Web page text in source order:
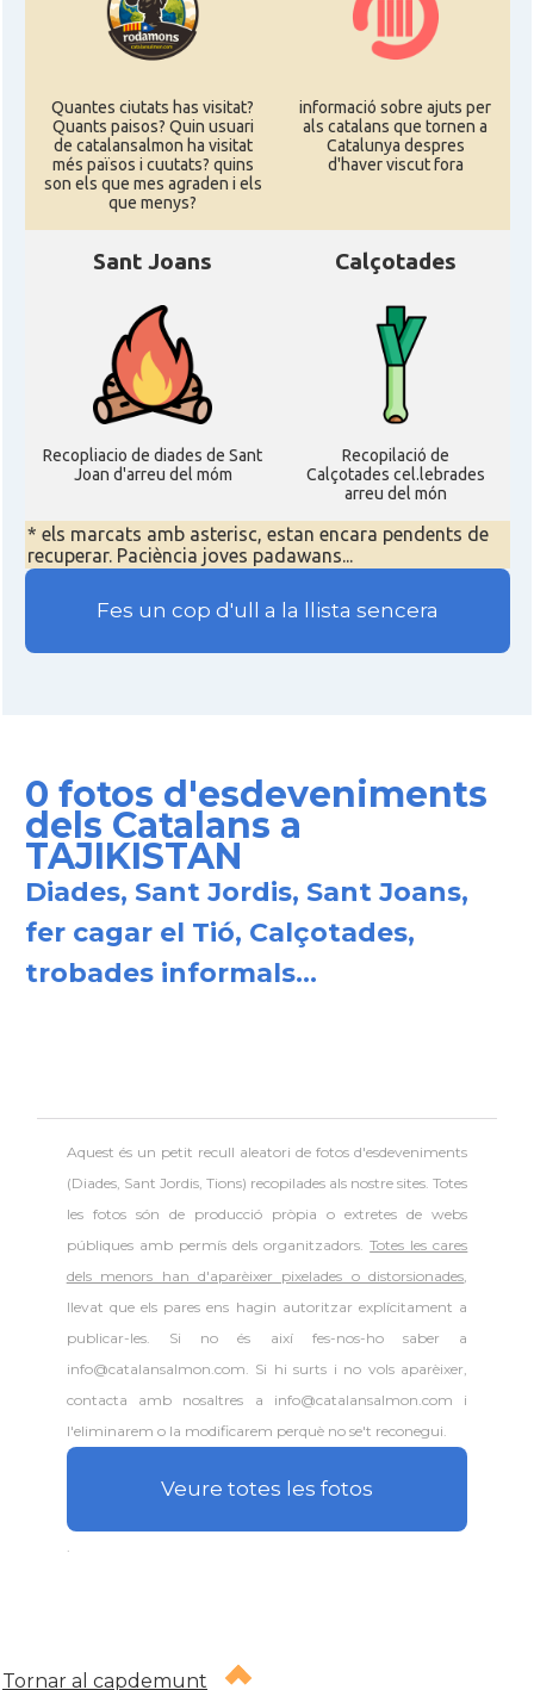
Quantes ciutats has visitat?
Quants paisos? Quin usuari
de catalansalmon ha visitat
més països i cuutats? quins
son els que mes agraden i els
que menys?
informació sobre ajuts per
als catalans que tornen a
Catalunya despres
d'haver viscut fora
Sant Joans
Recopliacio de diades de Sant
Joan d'arreu del móm
Calçotades
Recopilació de
Calçotades cel.lebrades
arreu del món
* els marcats amb asterisc, estan encara pendents de
recuperar. Paciència joves padawans...
Fes un cop d'ull a la llista sencera
0 fotos d'esdeveniments
dels Catalans a
TAJIKISTAN
Diades, Sant Jordis, Sant Joans,
fer cagar el Tió, Calçotades,
trobades informals...
Aquest és un petit recull aleatori defotos d'esdeveniments
(Diades, Sant Jordis, Tions) recopilades als nostre sites. Totes
les fotos són de producció pròpia o extretes de webs
públiques amb permís dels organitzadors.Totes les cares
dels menors han d'aparèixer pixelades o distorsionades,
llevat que els pares ens hagin autoritzar explícitament a
publicar-les. Si no és així fes-nos-ho saber a
info@catalansalmon.com. Si hi surts i no vols aparèixer,
contacta amb nosaltres a info@catalansalmon.com i
l'eliminarem o la modificarem perquè no se't reconegui.
Veure totes les fotos
Tornar al capdemunt